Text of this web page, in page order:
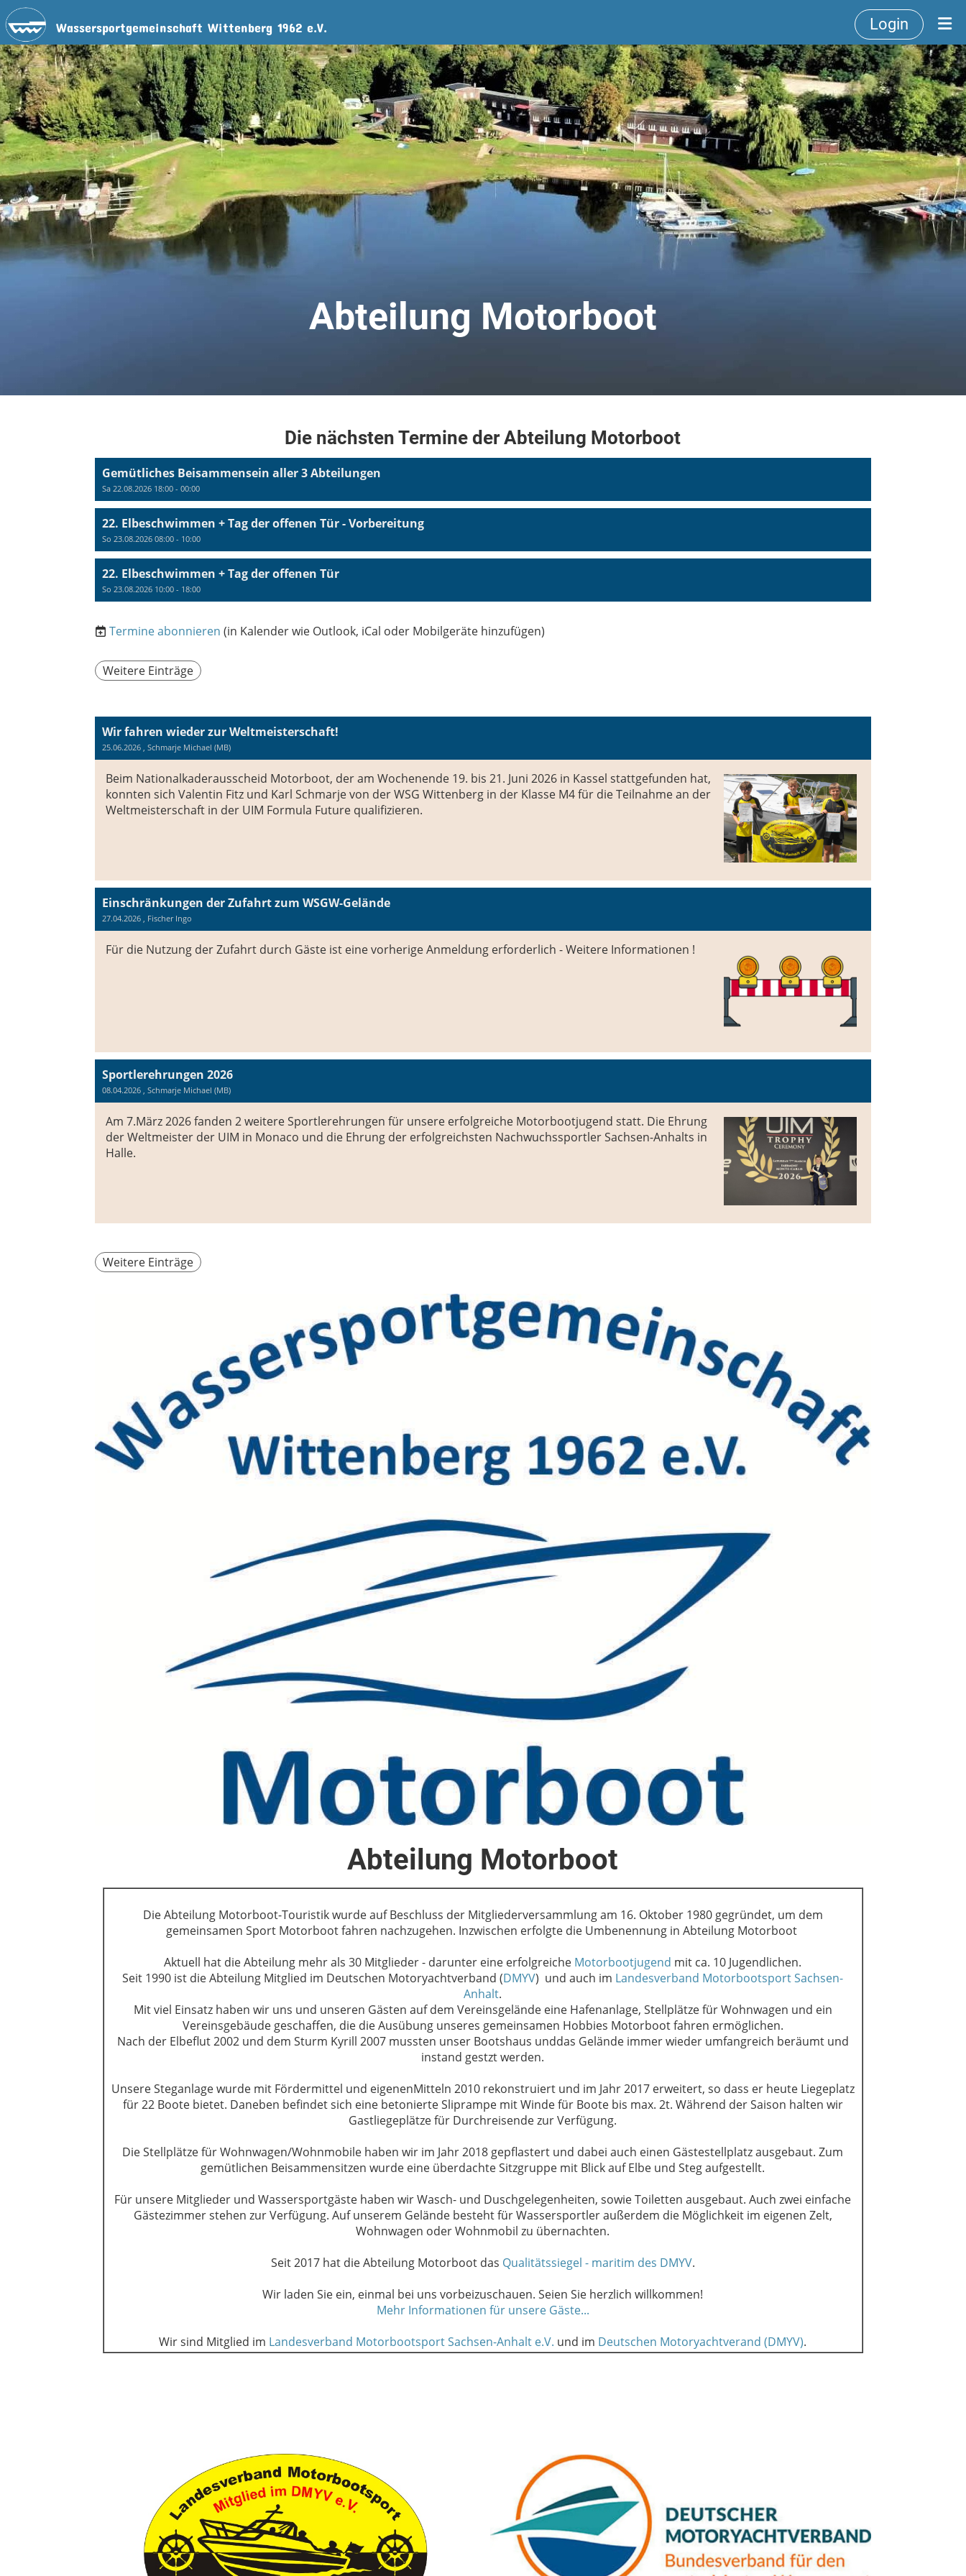
Wassersportgemeinschaft Wittenberg 1962 e.V. Login
Abteilung Motorboot
Die nächsten Termine der Abteilung Motorboot
Gemütliches Beisammensein aller 3 Abteilungen
Sa 22.08.2026 18:00 - 00:00
22. Elbeschwimmen + Tag der offenen Tür - Vorbereitung
So 23.08.2026 08:00 - 10:00
22. Elbeschwimmen + Tag der offenen Tür
So 23.08.2026 10:00 - 18:00
Termine abonnieren (in Kalender wie Outlook, iCal oder Mobilgeräte hinzufügen)
Weitere Einträge
Wir fahren wieder zur Weltmeisterschaft!
25.06.2026 , Schmarje Michael (MB)
Beim Nationalkaderausscheid Motorboot, der am Wochenende 19. bis 21. Juni 2026 in Kassel stattgefunden hat,
konnten sich Valentin Fitz und Karl Schmarje von der WSG Wittenberg in der Klasse M4 für die Teilnahme an der
Weltmeisterschaft in der UIM Formula Future qualifizieren.
Einschränkungen der Zufahrt zum WSGW-Gelände
27.04.2026 , Fischer Ingo
Für die Nutzung der Zufahrt durch Gäste ist eine vorherige Anmeldung erforderlich - Weitere Informationen !
Sportlerehrungen 2026
08.04.2026 , Schmarje Michael (MB)
Am 7.März 2026 fanden 2 weitere Sportlerehrungen für unsere erfolgreiche Motorbootjugend statt. Die Ehrung
der Weltmeister der UIM in Monaco und die Ehrung der erfolgreichsten Nachwuchssportler Sachsen-Anhalts in
Halle.
Weitere Einträge
Abteilung Motorboot
Die Abteilung Motorboot-Touristik wurde auf Beschluss der Mitgliederversammlung am 16. Oktober 1980 gegründet, um dem
gemeinsamen Sport Motorboot fahren nachzugehen. Inzwischen erfolgte die Umbenennung in Abteilung Motorboot
Aktuell hat die Abteilung mehr als 30 Mitglieder - darunter eine erfolgreiche Motorbootjugend mit ca. 10 Jugendlichen.
Seit 1990 ist die Abteilung Mitglied im Deutschen Motoryachtverband (DMYV) und auch im Landesverband Motorbootsport Sachsen-
Anhalt.
Mit viel Einsatz haben wir uns und unseren Gästen auf dem Vereinsgelände eine Hafenanlage, Stellplätze für Wohnwagen und ein
Vereinsgebäude geschaffen, die die Ausübung unseres gemeinsamen Hobbies Motorboot fahren ermöglichen.
Nach der Elbeflut 2002 und dem Sturm Kyrill 2007 mussten unser Bootshaus unddas Gelände immer wieder umfangreich beräumt und
instand gestzt werden.
Unsere Steganlage wurde mit Fördermittel und eigenenMitteln 2010 rekonstruiert und im Jahr 2017 erweitert, so dass er heute Liegeplatz
für 22 Boote bietet. Daneben befindet sich eine betonierte Sliprampe mit Winde für Boote bis max. 2t. Während der Saison halten wir
Gastliegeplätze für Durchreisende zur Verfügung.
Die Stellplätze für Wohnwagen/Wohnmobile haben wir im Jahr 2018 gepflastert und dabei auch einen Gästestellplatz ausgebaut. Zum
gemütlichen Beisammensitzen wurde eine überdachte Sitzgruppe mit Blick auf Elbe und Steg aufgestellt.
Für unsere Mitglieder und Wassersportgäste haben wir Wasch- und Duschgelegenheiten, sowie Toiletten ausgebaut. Auch zwei einfache
Gästezimmer stehen zur Verfügung. Auf unserem Gelände besteht für Wassersportler außerdem die Möglichkeit im eigenen Zelt,
Wohnwagen oder Wohnmobil zu übernachten.
Seit 2017 hat die Abteilung Motorboot das Qualitätssiegel - maritim des DMYV.
Wir laden Sie ein, einmal bei uns vorbeizuschauen. Seien Sie herzlich willkommen!
Mehr Informationen für unsere Gäste...
Wir sind Mitglied im Landesverband Motorbootsport Sachsen-Anhalt e.V. und im Deutschen Motoryachtverand (DMYV).